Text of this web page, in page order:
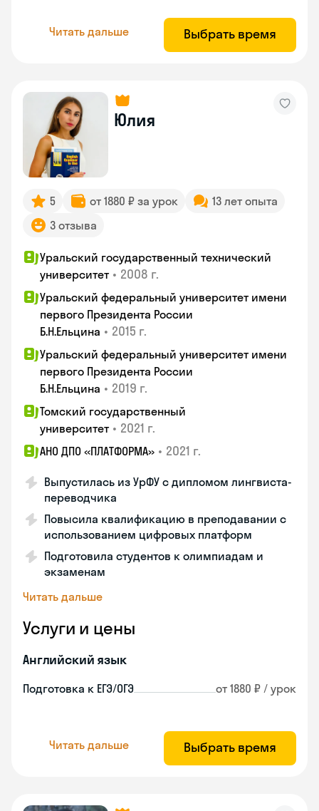
Читать дальше Выбрать время
Юлия
5 от 1880 ₽ за урок
13 лет опыта
3 отзыва
Уральский государственный технический
университет • 2008 г.
Уральский федеральный университет имени
первого Президента России
Б.Н.Ельцина • 2015 г.
Уральский федеральный университет имени
первого Президента России
Б.Н.Ельцина • 2019 г.
Томский государственный
университет • 2021 г.
АНО ДПО «ПЛАТФОРМА» • 2021 г.
Выпустилась из УрФУ с дипломом лингвиста-
переводчика
Повысила квалификацию в преподавании с
использованием цифровых платформ
Подготовила студентов к олимпиадам и
экзаменам
Читать дальше
Услуги и цены
Английский язык
Подготовка к ЕГЭ/ОГЭ от 1880 ₽ / урок
Читать дальше Выбрать время